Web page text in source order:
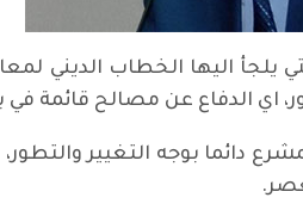
يلجأ اليها الخطاب الديني
اي الدفاع عن مصالح قائمة في
دائما بوجه التغيير